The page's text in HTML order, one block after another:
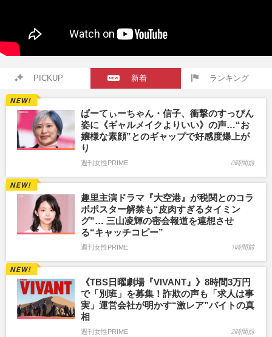
PICKUP 新着 ランキング
ぱーてぃーちゃん・信子、衝撃のすっぴん
姿に《ギャルメイクよりいい》の声…“お
嬢様な素顔”とのギャップで好感度爆上が
り
週刊女性PRIME 0時間前
趣里主演ドラマ『大空港』が税関とのコラ
ボポスター解禁も“皮肉すぎるタイミン
グ”… 三山凌輝の密会報道を連想させ
る“キャッチコピー”
週刊女性PRIME 1時間前
《TBS日曜劇場『VIVANT』》8時間3万円
で「別班」を募集！詐欺の声も「求人は事
実」運営会社が明かす“激レア”バイトの真
相
週刊女性PRIME 2時間前